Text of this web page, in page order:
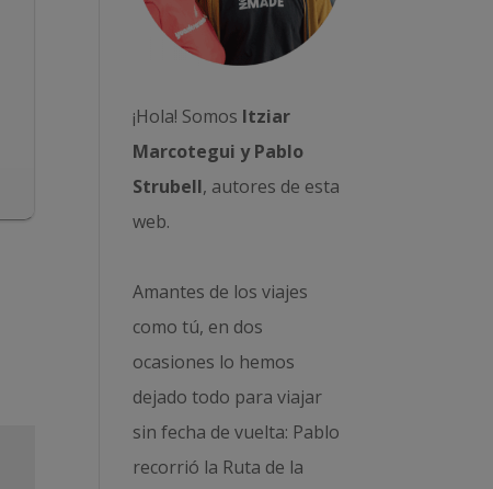
¡Hola! Somos Itziar
Marcotegui y Pablo
Strubell, autores de esta
web.
Amantes de los viajes
como tú, en dos
ocasiones lo hemos
dejado todo para viajar
sin fecha de vuelta: Pablo
recorrió la Ruta de la